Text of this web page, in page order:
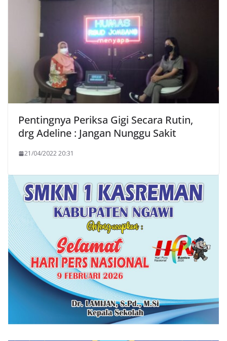
Pentingnya Periksa Gigi Secara Rutin,
drg Adeline : Jangan Nunggu Sakit
21/04/2022 20:31